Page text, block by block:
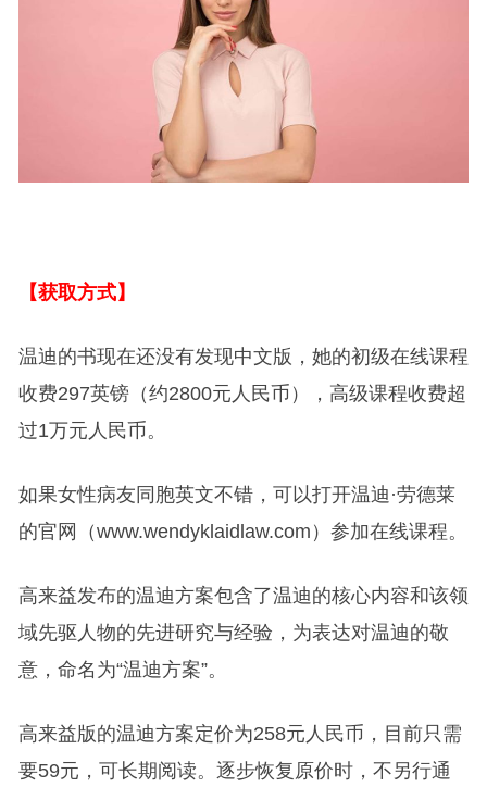
【获取方式】
温迪的书现在还没有发现中文版，她的初级在线课程
收费297英镑（约2800元人民币），高级课程收费超
过1万元人民币。
如果女性病友同胞英文不错，可以打开温迪·劳德莱
的官网（www.wendyklaidlaw.com）参加在线课程。
高来益发布的温迪方案包含了温迪的核心内容和该领
域先驱人物的先进研究与经验，为表达对温迪的敬
意，命名为“温迪方案”。
高来益版的温迪方案定价为258元人民币，目前只需
要59元，可长期阅读。逐步恢复原价时，不另行通